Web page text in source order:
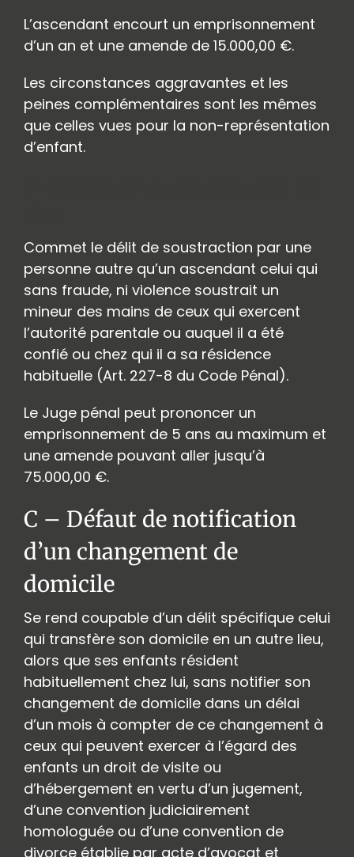
L’ascendant encourt un emprisonnement
d’un an et une amende de 15.000,00 €.
Les circonstances aggravantes et les
peines complémentaires sont les mêmes
que celles vues pour la non-représentation
d’enfant.
Commet le délit de soustraction par une
personne autre qu’un ascendant celui qui
sans fraude, ni violence soustrait un
mineur des mains de ceux qui exercent
l’autorité parentale ou auquel il a été
confié ou chez qui il a sa résidence
habituelle (Art. 227-8 du Code Pénal).
Le Juge pénal peut prononcer un
emprisonnement de 5 ans au maximum et
une amende pouvant aller jusqu’à
75.000,00 €.
C – Défaut de notification
d’un changement de
domicile
Se rend coupable d’un délit spécifique celui
qui transfère son domicile en un autre lieu,
alors que ses enfants résident
habituellement chez lui, sans notifier son
changement de domicile dans un délai
d’un mois à compter de ce changement à
ceux qui peuvent exercer à l’égard des
enfants un droit de visite ou
d’hébergement en vertu d’un jugement,
d’une convention judiciairement
homologuée ou d’une convention de
divorce établie par acte d’avocat et